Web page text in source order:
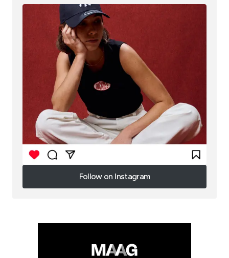
Follow on Instagram
Follow on Instagram